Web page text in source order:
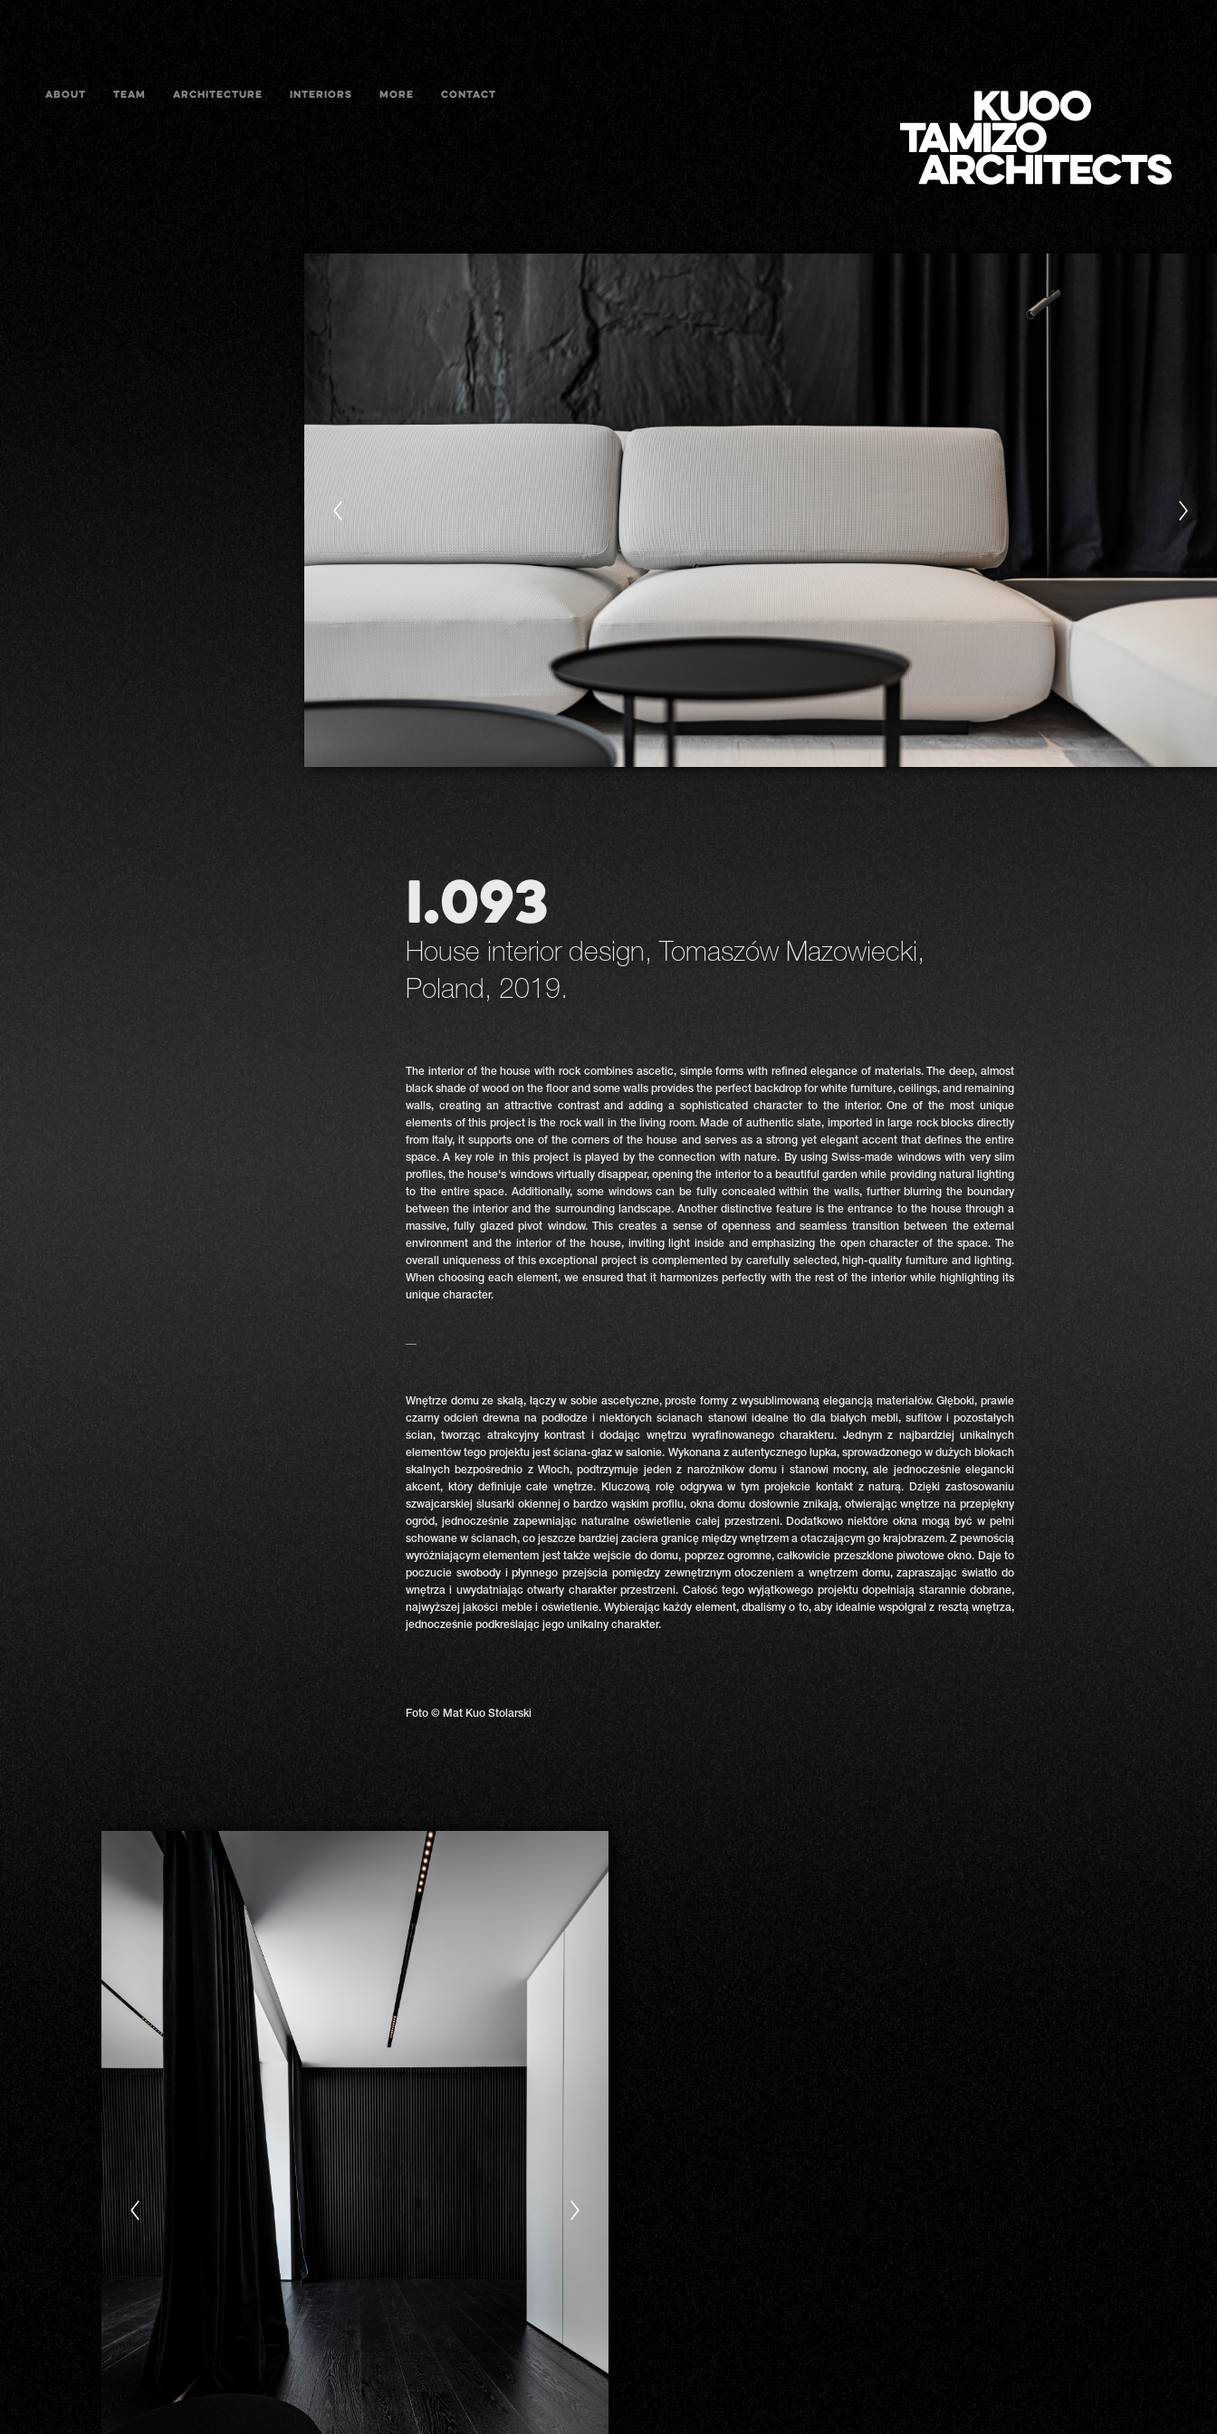
ABOUT TEAM ARCHITECTURE INTERIORS MORE CONTACT
I.093
House interior design, Tomaszów Mazowiecki,
Poland, 2019.
The interior of the house with rock combines ascetic, simple forms with refined elegance of materials. The deep, almost
black shade of wood on the floor and some walls provides the perfect backdrop for white furniture, ceilings, and remaining
walls, creating an attractive contrast and adding a sophisticated character to the interior. One of the most unique
elements of this project is the rock wall in the living room. Made of authentic slate, imported in large rock blocks directly
from Italy, it supports one of the corners of the house and serves as a strong yet elegant accent that defines the entire
space. A key role in this project is played by the connection with nature. By using Swiss-made windows with very slim
profiles, the house's windows virtually disappear, opening the interior to a beautiful garden while providing natural lighting
to the entire space. Additionally, some windows can be fully concealed within the walls, further blurring the boundary
between the interior and the surrounding landscape. Another distinctive feature is the entrance to the house through a
massive, fully glazed pivot window. This creates a sense of openness and seamless transition between the external
environment and the interior of the house, inviting light inside and emphasizing the open character of the space. The
overall uniqueness of this exceptional project is complemented by carefully selected, high-quality furniture and lighting.
When choosing each element, we ensured that it harmonizes perfectly with the rest of the interior while highlighting its
unique character.
Wnętrze domu ze skałą, łączy w sobie ascetyczne, proste formy z wysublimowaną elegancją materiałów. Głęboki, prawie
czarny odcień drewna na podłodze i niektórych ścianach stanowi idealne tło dla białych mebli, sufitów i pozostałych
ścian,tworząc atrakcyjny kontrast i dodając wnętrzu wyrafinowanego charakteru. Jednym z najbardziej unikalnych
elementów tego projektu jest ściana-głaz w salonie. Wykonana z autentycznego łupka, sprowadzonego w dużych blokach
skalnych bezpośrednio z Włoch, podtrzymuje jeden z narożników domu i stanowi mocny,ale jednocześnie elegancki
akcent, który definiuje całe wnętrze.
Kluczową rolę odgrywa w tym projekcie kontakt z naturą. Dzięki zastosowaniu
szwajcarskiej ślusarki okiennej o bardzo wąskim profilu, okna domu dosłownie znikają, otwierając wnętrze na przepiękny
ogród, jednocześnie zapewniając naturalne oświetlenie całej przestrzeni. Dodatkowo niektóre okna mogą być w pełni
schowane w ścianach, co jeszcze bardziej zaciera granicę między wnętrzem a otaczającym go krajobrazem. Z pewnością
wyróżniającym elementem jest także wejście do domu, poprzez ogromne, całkowicie przeszklone piwotowe okno. Daje to
poczucie swobody i płynnego przejścia pomiędzy zewnętrznym otoczeniem a wnętrzem domu, zapraszając światło do
wnętrza i uwydatniając otwarty charakter przestrzeni. Całość tego wyjątkowego projektu dopełniają starannie dobrane,
najwyższej jakości meble i oświetlenie. Wybierając każdy element, dbaliśmy o to, aby idealnie współgrał z resztą wnętrza,
jednocześnie podkreślając jego unikalny charakter.
Foto © Mat Kuo Stolarski